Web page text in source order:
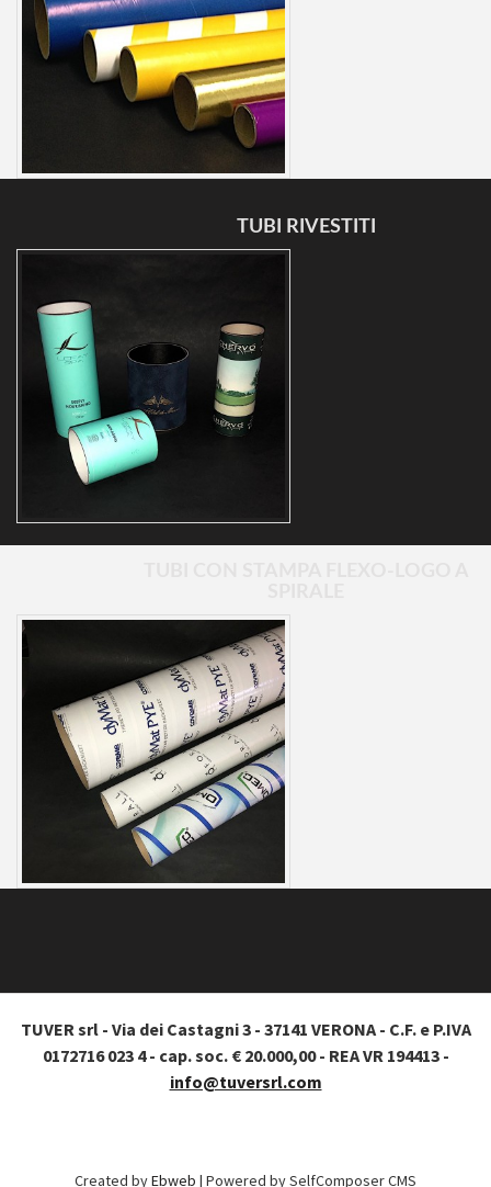
TUBI RIVESTITI
TUVER srl - Via dei Castagni 3 - 37141 VERONA - C.F. e P.IVA
0172716 023 4 - cap. soc. € 20.000,00 - REA VR 194413 -
info@tuversrl.com
Created byEbweb | Powered by SelfComposer CMS